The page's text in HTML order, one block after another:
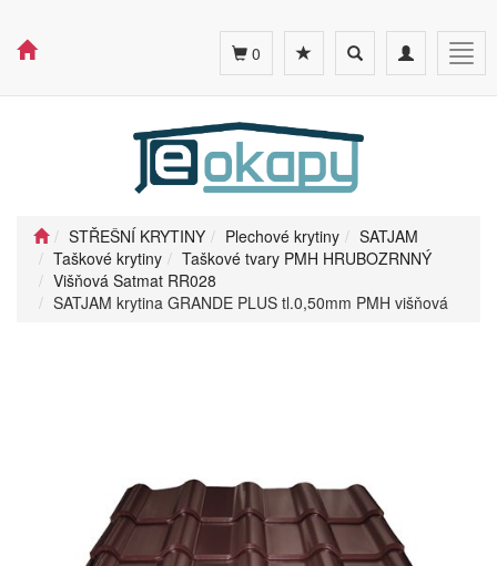
Toggle
navigation
Toggle
search
0
STŘEŠNÍ KRYTINY Plechové krytiny
SATJAM
Taškové krytiny
Taškové tvary PMH HRUBOZRNNÝ
Višňová Satmat RR028
SATJAM krytina GRANDE PLUS tl.0,50mm PMH višňová